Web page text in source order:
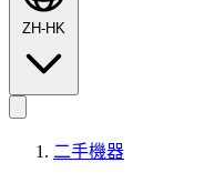
ZH-HK
二手機器